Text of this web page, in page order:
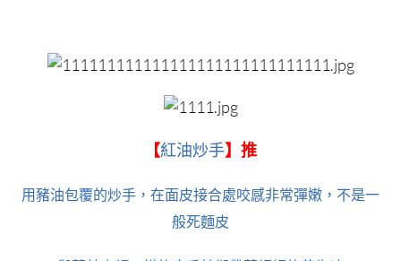
【紅油炒手】推
用豬油包覆的炒手，在面皮接合處咬感非常彈嫩，不是一
般死麵皮